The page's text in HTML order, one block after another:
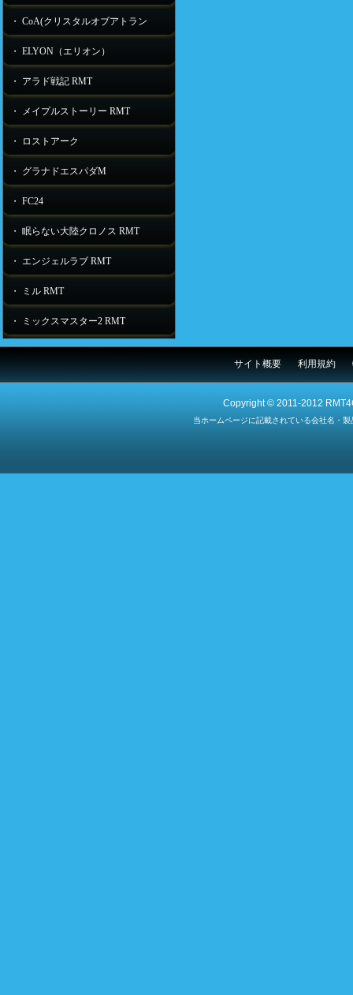
・ CoA(クリスタルオブアトラン
・ ELYON（エリオン）
・ アラド戦記 RMT
・ メイプルストーリー RMT
・ ロストアーク
・ グラナドエスパダM
・ FC24
・ 眠らない大陸クロノス RMT
・ エンジェルラブ RMT
・ ミル RMT
・ ミックスマスター2 RMT
サイト概要 利用規約
Copyright © 2011-2012
当ホームページに記載されている会社名・